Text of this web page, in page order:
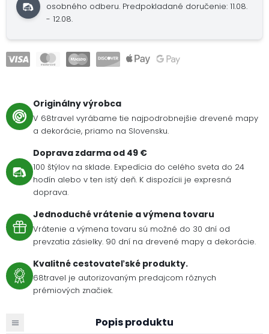
osobného odberu. Predpokladané doručenie: 11.08.
- 12.08.
Originálny výrobca
V 68travel vyrábame tie najpodrobnejšie drevené mapy
a dekorácie, priamo na Slovensku.
Doprava zdarma od 49 €
100 štýlov na sklade. Expedícia do celého sveta do 24
hodín alebo v ten istý deň. K dispozícii je expresná
doprava.
Jednoduché vrátenie a výmena tovaru
Vrátenie a výmena tovaru sú možné do 30 dní od
prevzatia zásielky. 90 dní na drevené mapy a dekorácie.
Kvalitné cestovateľské produkty.
68travel je autorizovaným predajcom rôznych
prémiových značiek.
Popis produktu